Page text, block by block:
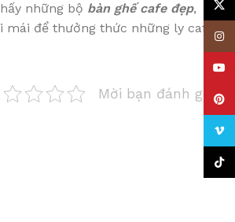
những bộ bàn ghế cafe đẹp,
để thưởng thức những ly cafe
Mời bạn đánh giá